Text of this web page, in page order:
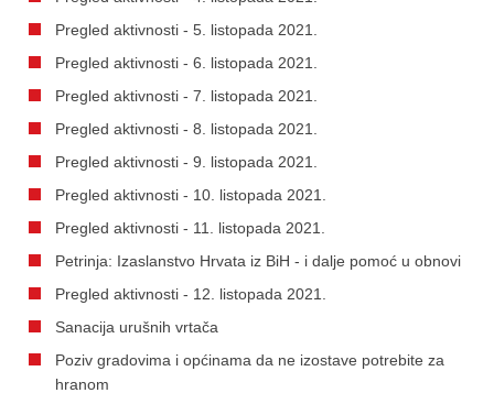
Pregled aktivnosti - 5. listopada 2021.
Pregled aktivnosti - 6. listopada 2021.
Pregled aktivnosti - 7. listopada 2021.
Pregled aktivnosti - 8. listopada 2021.
Pregled aktivnosti - 9. listopada 2021.
Pregled aktivnosti - 10. listopada 2021.
Pregled aktivnosti - 11. listopada 2021.
Petrinja: Izaslanstvo Hrvata iz BiH - i dalje pomoć u obnovi
Pregled aktivnosti - 12. listopada 2021.
Sanacija urušnih vrtača
Poziv gradovima i općinama da ne izostave potrebite za
hranom